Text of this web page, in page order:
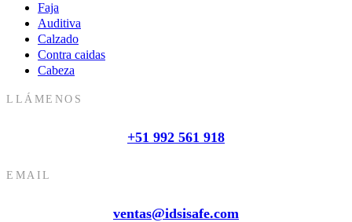
Faja
Auditiva
Calzado
Contra caidas
Cabeza
LLÁMENOS
+51 992 561 918
EMAIL
ventas@idsisafe.com